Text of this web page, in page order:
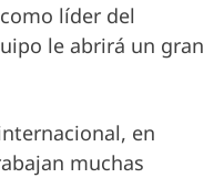
líder del
le abrirá un gran
en
muchas